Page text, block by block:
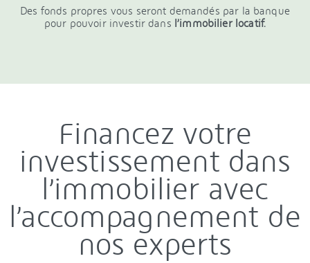
Des fonds propres vous seront demandés par la banque
pour pouvoir investir dans l’immobilier locatif.
Financez votre
investissement dans
l’immobilier avec
l’accompagnement de
nos experts